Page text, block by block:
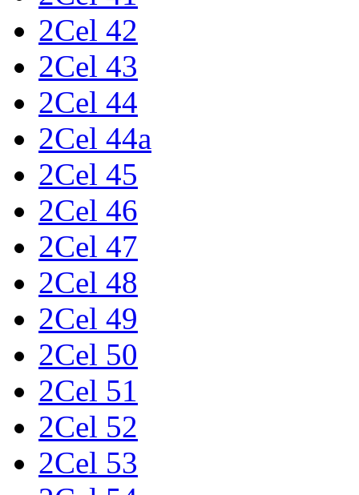
2Cel 42
2Cel 43
2Cel 44
2Cel 44a
2Cel 45
2Cel 46
2Cel 47
2Cel 48
2Cel 49
2Cel 50
2Cel 51
2Cel 52
2Cel 53